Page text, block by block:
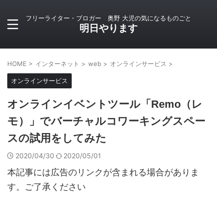
フリーライター・ブロガー 奥野 大児の気になるものごと
明日やります
HOME > インターネット > web > オンラインサービス >
オンラインサービス
オンラインイベントツール「Remo（レ
モ）」でバーチャルコワーキングスペー
スの試用をしてみた
2020/04/30 2020/05/01
本記事には広告のリンクが含まれる場合がありま
す。ご了承ください